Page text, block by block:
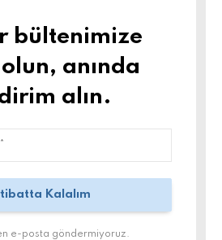
bültenimize
olun, anında
alın.
e-posta göndermiyoruz.